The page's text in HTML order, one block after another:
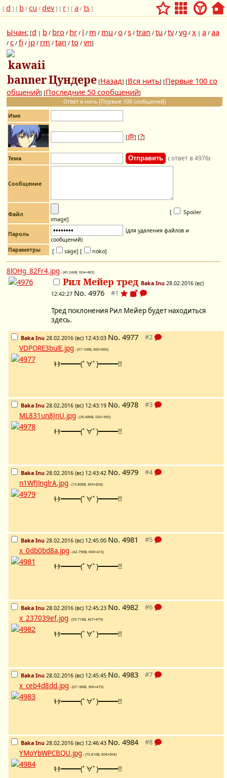
[ d ] [ b / cu / dev] [ r ] [ a / ts ]
Ычан: [d | b / bro / hr / l / m / mu / o / s / tran / tu / tv/ vg / x | a / aa
/ c / fi / jp / rm / tan / to / vn]
Цундере [Назад] [Вся нить] [Первые 100 со
общений] [Последние 50 сообщений]
Ответ в нить [Первые 100 сообщений]
Имя
[@] [?]
Тема (ответ в 4976)
Сообщение
Файл [
Spoiler
image]
Пароль
(для удаления файлов и
сообщений)
Параметры
[ säge] [ nöko]
8lOHg_82Fr4.jpg - (45.24KB, 604×483)
Рил Мейер тред Baka Inu 28.02.2016 (вс)
12:42:27 No. 4976
Тред поклонения Рил Мейер будет находиться
здесь.
Baka Inu 28.02.2016 (вс) 12:43:03 No. 4977
VDPORE3bulE.jpg - (57.10KB, 600×600)
ｷﾀ━━━(ﾟ∀ﾟ)━━━!!
Baka Inu 28.02.2016 (вс) 12:43:19 No. 4978
ML831un8JnU.jpg - (36.48KB, 500×360)
ｷﾀ━━━(ﾟ∀ﾟ)━━━!!
Baka Inu 28.02.2016 (вс) 12:43:42 No. 4979
n1WfJlnglrA.jpg - (19.86KB, 459×604)
ｷﾀ━━━(ﾟ∀ﾟ)━━━!!
Baka Inu 28.02.2016 (вс) 12:45:00 No. 4981
x_0db0bd8a.jpg - (42.79KB, 600×415)
ｷﾀ━━━(ﾟ∀ﾟ)━━━!!
Baka Inu 28.02.2016 (вс) 12:45:23 No. 4982
x_237039ef.jpg - (39.71KB, 457×479)
ｷﾀ━━━(ﾟ∀ﾟ)━━━!!
Baka Inu 28.02.2016 (вс) 12:45:45 No. 4983
x_ceb4d8dd.jpg - (67.18KB, 366×479)
ｷﾀ━━━(ﾟ∀ﾟ)━━━!!
Baka Inu 28.02.2016 (вс) 12:46:43 No. 4984
YMoYbWPCBQU.jpg - (75.81KB, 604×604)
ｷﾀ━━━(ﾟ∀ﾟ)━━━!!